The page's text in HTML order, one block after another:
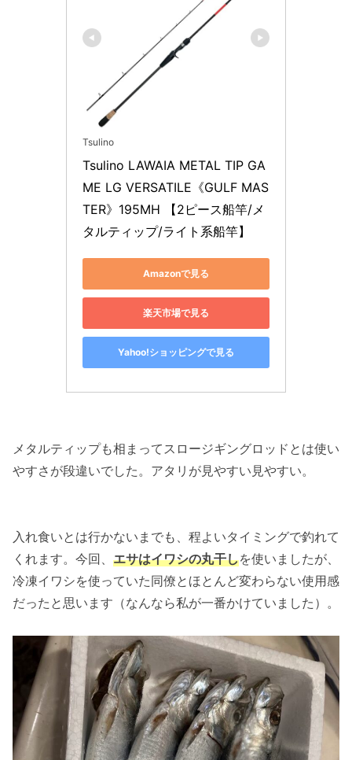
Tsulino
Tsulino LAWAIA METAL TIP GA
ME LG VERSATILE《GULF MAS
TER》195MH 【2ピース船竿/メ
タルティップ/ライト系船竿】
Amazonで見る
楽天市場で見る
Yahoo!ショッピングで見る
メタルティップも相まってスロージギングロッドとは使い
やすさが段違いでした。アタリが見やすい見やすい。
入れ食いとは行かないまでも、程よいタイミングで釣れて
くれます。今回、 エサはイワシの丸干しを使いましたが、
冷凍イワシを使っていた同僚とほとんど変わらない使用感
だったと思います（なんなら私が一番かけていました）。